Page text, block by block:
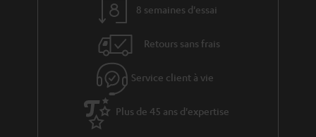
8 semaines d'essai
Retours sans frais
Service client à vie
Plus de 45 ans d'expertise